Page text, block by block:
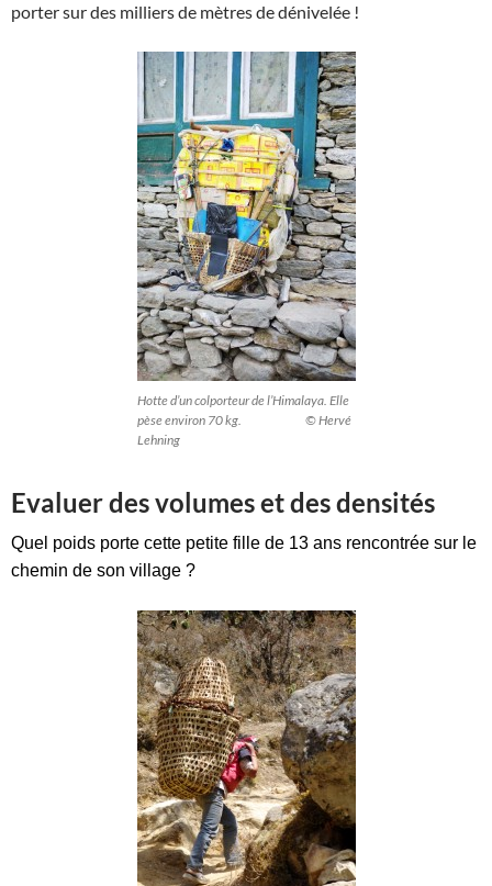
porter sur des milliers de mètres de dénivelée !
Hotte d’un colporteur de l’Himalaya. Elle
pèse environ 70 kg. © Hervé
Lehning
Evaluer des volumes et des densités
Quel poids porte cette petite fille de 13 ans rencontrée sur le
chemin de son village ?